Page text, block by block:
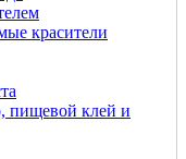
красители
пищевой клей и